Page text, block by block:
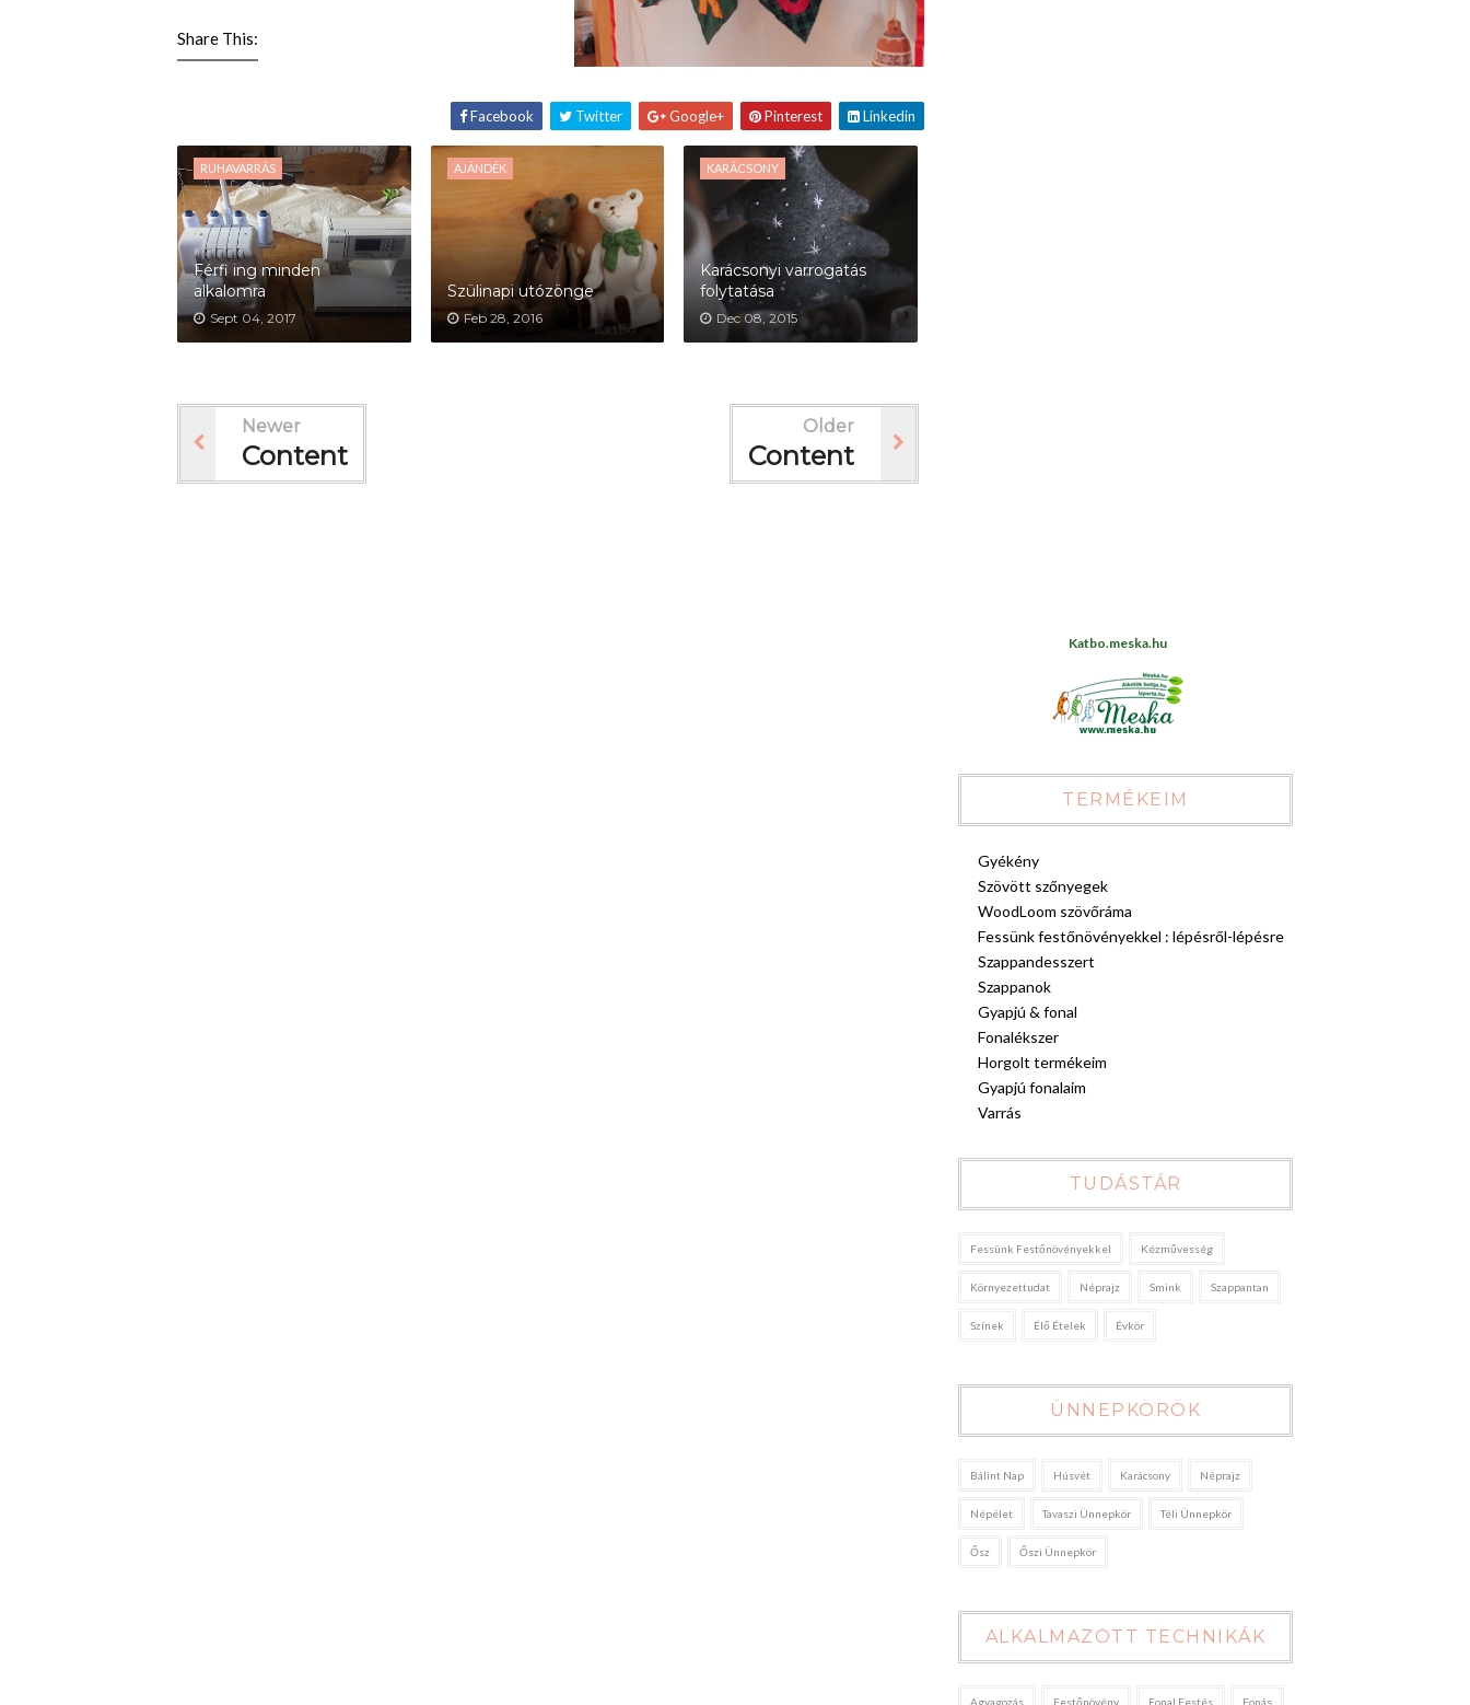
Share This:
Facebook Twitter Google+ Pinterest Linkedin
RUHAVARRÁS
Férfi ing minden
alkalomra
Sept 04, 2017
AJÁNDÉK
Szülinapi utózönge
Feb 28, 2016
KARÁCSONY
Karácsonyi varrogatás
folytatása
Dec 08, 2015
Newer
Content
Older
Content
Katbo.meska.hu
TERMÉKEIM
Gyékény
Szövött szőnyegek
WoodLoom szövőráma
Fessünk festőnövényekkel : lépésről-lépésre
Szappandesszert
Szappanok
Gyapjú & fonal
Fonalékszer
Horgolt termékeim
Gyapjú fonalaim
Varrás
TUDÁSTÁR
Fessünk Festőnövényekkel Kézművesség
Környezettudat Néprajz Smink Szappantan
Színek Élő Ételek Évkör
ÜNNEPKÖRÖK
Bálint Nap Húsvét Karácsony Néprajz
Népélet Tavaszi Ünnepkör Téli Ünnepkör
Ősz Őszi Ünnepkör
ALKALMAZOTT TECHNIKÁK
Agyagozás Festőnövény Fonal Festés Fonás